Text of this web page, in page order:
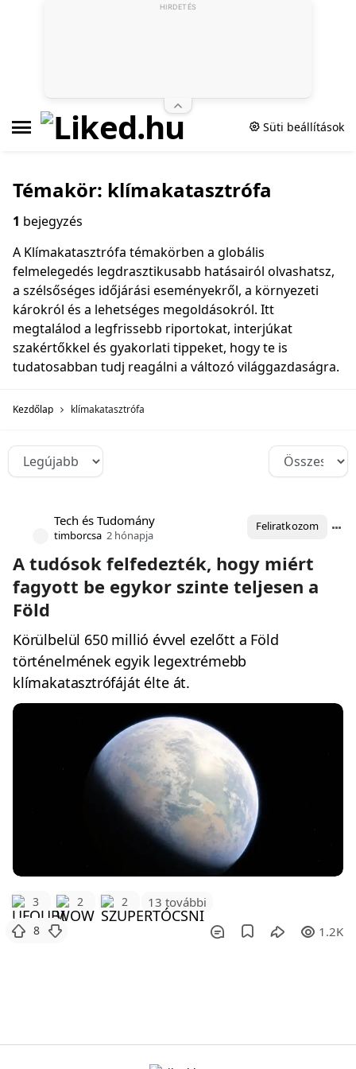
Süti beállítások
Témakör: klímakatasztrófa
1 bejegyzés
A Klímakatasztrófa témakörben a globális
felmelegedés legdrasztikusabb hatásairól olvashatsz,
a szélsőséges időjárási eseményekről, a környezeti
károkról és a lehetséges megoldásokról. Itt
megtalálod a legfrissebb riportokat, interjúkat
szakértőkkel és gyakorlati tippeket, hogy te is
tudatosabban tudj reagálni a változó világgazdaságra.
Kezdőlap klímakatasztrófa
Tech és Tudomány
timborcsa 2 hónapja
Feliratkozom
A tudósok felfedezték, hogy miért
fagyott be egykor szinte teljesen a
Föld
Körülbelül 650 millió évvel ezelőtt a Föld
történelmének egyik legextrémebb
klímakatasztrófáját élte át.
3 2 2 13 további
8 1.2K
HIRDETÉS